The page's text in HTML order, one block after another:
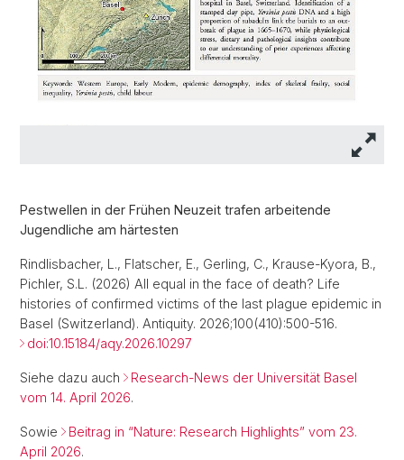
Pestwellen in der Frühen Neuzeit trafen arbeitende
Jugendliche am härtesten
Rindlisbacher, L., Flatscher, E., Gerling, C., Krause-Kyora, B.,
Pichler, S.L. (2026) All equal in the face of death? Life
histories of confirmed victims of the last plague epidemic in
Basel (Switzerland). Antiquity. 2026;100(410):500-516.
doi:10.15184/aqy.2026.10297
Siehe dazu auch
Research-News der Universität Basel
vom 14. April 2026.
Sowie
Beitrag in “Nature: Research Highlights” vom 23.
April 2026.